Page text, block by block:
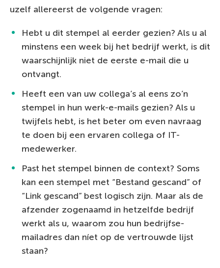
uzelf allereerst de volgende vragen:
Hebt u dit stempel al eerder gezien? Als u al
minstens een week bij het bedrijf werkt, is dit
waarschijnlijk niet de eerste e-mail die u
ontvangt.
Heeft een van uw collega’s al eens zo’n
stempel in hun werk-e-mails gezien? Als u
twijfels hebt, is het beter om even navraag
te doen bij een ervaren collega of IT-
medewerker.
Past het stempel binnen de context? Soms
kan een stempel met “Bestand gescand” of
“Link gescand” best logisch zijn. Maar als de
afzender zogenaamd in hetzelfde bedrijf
werkt als u, waarom zou hun bedrijfse-
mailadres dan níet op de vertrouwde lijst
staan?